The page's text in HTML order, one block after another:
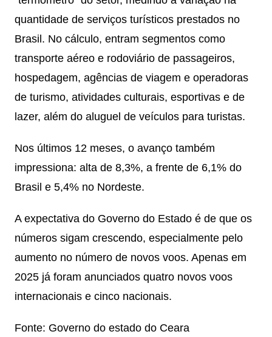
quantidade de serviços turísticos prestados no
Brasil. No cálculo, entram segmentos como
transporte aéreo e rodoviário de passageiros,
hospedagem, agências de viagem e operadoras
de turismo, atividades culturais, esportivas e de
lazer, além do aluguel de veículos para turistas.
Nos últimos 12 meses, o avanço também
impressiona: alta de 8,3%, a frente de 6,1% do
Brasil e 5,4% no Nordeste.
A expectativa do Governo do Estado é de que os
números sigam crescendo, especialmente pelo
aumento no número de novos voos. Apenas em
2025 já foram anunciados quatro novos voos
internacionais e cinco nacionais.
Fonte: Governo do estado do Ceara